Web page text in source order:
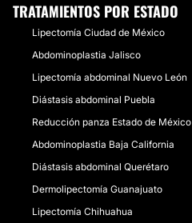
TRATAMIENTOS POR ESTADO
Lipectomía Ciudad de México
Abdominoplastia Jalisco
Lipectomía abdominal Nuevo León
Diástasis abdominal Puebla
Reducción panza Estado de México
Abdominoplastia Baja California
Diástasis abdominal Querétaro
Dermolipectomía Guanajuato
Lipectomía Chihuahua